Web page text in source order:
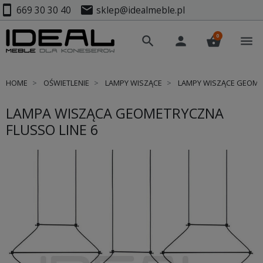
smartphone 669 30 30 40 mail sklep@idealmeble.pl
search person shopping_basket
0 menu
HOME OŚWIETLENIE LAMPY WISZĄCE LAMPY WISZĄCE
LAMPA WISZĄCA GEOMETRYCZNA
FLUSSO LINE 6